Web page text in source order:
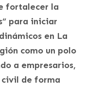
fortalecer la
para iniciar
en La
como un polo
a empresarios,
civil de forma